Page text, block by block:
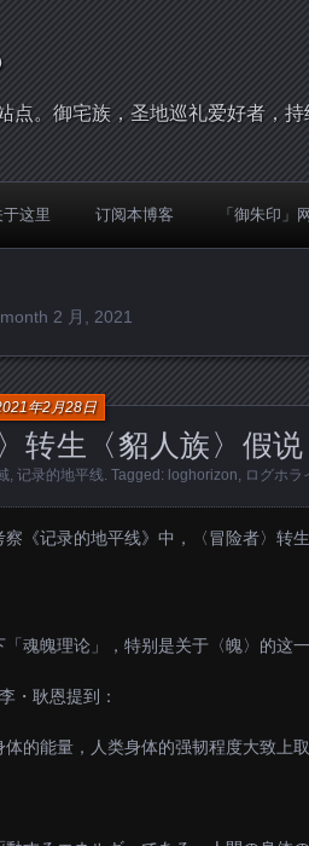
点。御宅族，圣地巡礼爱好者，持
这里 订阅本博客 「御朱印」
2 月, 2021
转生〈貂人族〉假说
年2月28日
记录的地平线 . Tagged: loghorizon ログホラ
《记录的地平线》中，〈冒险者〉转
魂魄理论」，特别是关于〈魄〉的这一
・耿恩提到：
体的能量，人类身体的强韧程度大致上